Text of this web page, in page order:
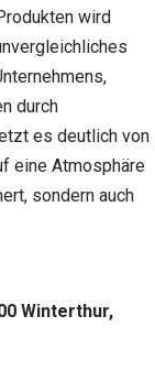
wird
durch
es deutlich von
eine Atmosphäre
sondern auch
Winterthur,